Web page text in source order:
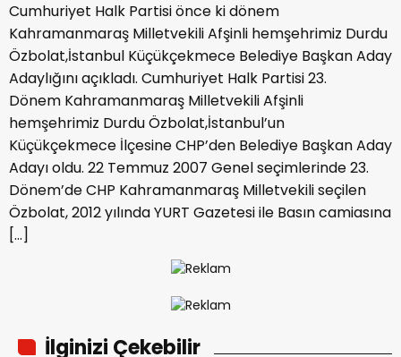
Cumhuriyet Halk Partisi önce ki dönem
Kahramanmaraş Milletvekili Afşinli hemşehrimiz Durdu
Özbolat,İstanbul Küçükçekmece Belediye Başkan Aday
Adaylığını açıkladı. Cumhuriyet Halk Partisi 23.
Dönem Kahramanmaraş Milletvekili Afşinli
hemşehrimiz Durdu Özbolat,İstanbul’un
Küçükçekmece İlçesine CHP’den Belediye Başkan Aday
Adayı oldu. 22 Temmuz 2007 Genel seçimlerinde 23.
Dönem’de CHP Kahramanmaraş Milletvekili seçilen
Özbolat, 2012 yılında YURT Gazetesi ile Basın camiasına
[…]
İlginizi Çekebilir